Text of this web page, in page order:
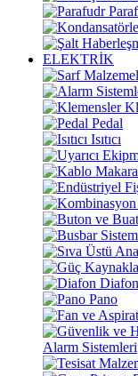
ELEKTRİK
Pedal
Isıtıcı
Diafon
Pano
Alarm Sistemleri